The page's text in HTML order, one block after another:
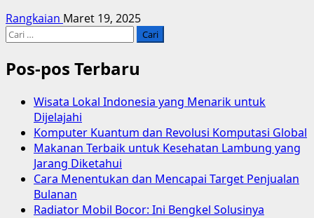
Rangkaian Maret 19, 2025
Cari
Pos-pos Terbaru
Wisata Lokal Indonesia yang Menarik untuk
Dijelajahi
Komputer Kuantum dan Revolusi Komputasi Global
Makanan Terbaik untuk Kesehatan Lambung yang
Jarang Diketahui
Cara Menentukan dan Mencapai Target Penjualan
Bulanan
Radiator Mobil Bocor: Ini Bengkel Solusinya